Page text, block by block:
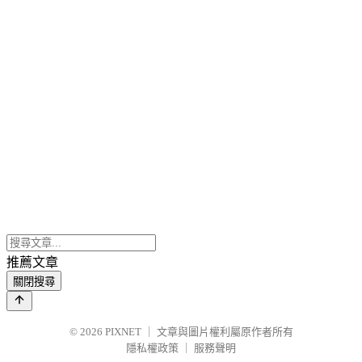
推薦文章
關閉搜尋
© 2026 PIXNET
文章與圖片權利屬原作者所有
隱私權政策
服務聲明